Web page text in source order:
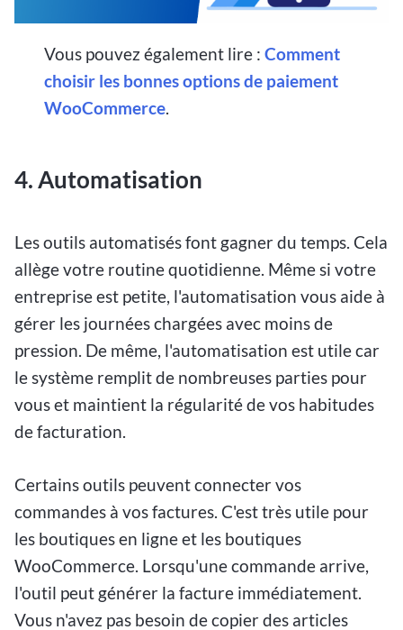
Vous pouvez également lire :Comment
choisir les bonnes options de paiement
WooCommerce.
4. Automatisation
Les outils automatisés font gagner du temps. Cela
allège votre routine quotidienne. Même si votre
entreprise est petite, l'automatisation vous aide à
gérer les journées chargées avec moins de
pression. De même, l'automatisation est utile car
le système remplit de nombreuses parties pour
vous et maintient la régularité de vos habitudes
de facturation.
Certains outils peuvent connecter vos
commandes à vos factures. C'est très utile pour
les boutiques en ligne et les boutiques
WooCommerce. Lorsqu'une commande arrive,
l'outil peut générer la facture immédiatement.
Vous n'avez pas besoin de copier des articles